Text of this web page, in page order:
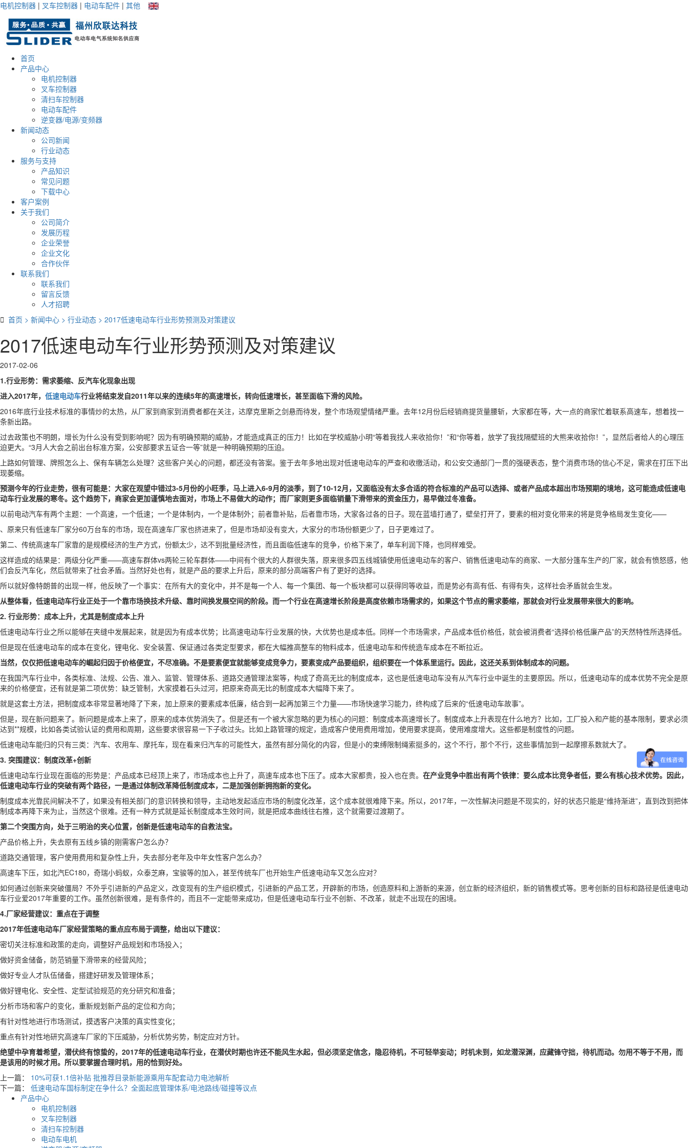
电机控制器 | 叉车控制器 | 电动车配件 | 其他
首页
产品中心
电机控制器
叉车控制器
清扫车控制器
电动车配件
逆变器/电源/变频器
新闻动态
公司新闻
行业动态
服务与支持
产品知识
常见问题
下载中心
客户案例
关于我们
公司简介
发展历程
企业荣誉
企业文化
合作伙伴
联系我们
联系我们
留言反馈
人才招聘
 首页 > 新闻中心 > 行业动态 > 2017低速电动车行业形势预测及对策建议
2017低速电动车行业形势预测及对策建议
2017-02-06
1.行业形势：需求萎缩、反汽车化现象出现
进入2017年， 低速电动车行业将结束发自2011年以来的连续5年的高速增长，转向低速增长，甚至面临下滑的风险。
2016年底行业技术标准的事情炒的太热，从厂家到商家到消费者都在关注，达摩克里斯之剑悬而待发，整个市场观望情绪严重。去年12月份后经销商提货量腰斩，大家都在等，大一点的商家忙着联系高速车，想着找一
条新出路。
过去政策也不明朗，增长为什么没有受到影响呢？因为有明确预期的威胁，才能造成真正的压力！比如在学校威胁小明“等着我找人来收拾你！”和“你等着，放学了我找隔壁班的大熊来收拾你！”，显然后者给人的心理压
迫更大。“3月人大会之前出台标准方案，公安部要求五证合一等”就是一种明确预期的压迫。
上路如何管理、牌照怎么上、保有车辆怎么处理？这些客户关心的问题，都还没有答案。鉴于去年多地出现对低速电动车的严查和收缴活动，和公安交通部门一贯的强硬表态，整个消费市场的信心不足，需求在打压下出
现萎缩。
预测今年的行业走势，很有可能是：大家在观望中错过3-5月份的小旺季，马上进入6-9月的淡季，到了10-12月，又面临没有太多合适的符合标准的产品可以选择、或者产品成本超出市场预期的境地，这可能造成低速电
动车行业发展的寒冬。这个趋势下，商家会更加谨慎地去面对，市场上不易做大的动作；而厂家则更多面临销量下滑带来的资金压力，易早做过冬准备。
以前电动汽车有两个主题：一个高速，一个低速；一个是体制内，一个是体制外；前者靠补贴，后者靠市场，大家各过各的日子。现在蓝墙打通了，壁垒打开了，要素的相对变化带来的将是竞争格局发生变化——
、原来只有低速车厂家分60万台车的市场，现在高速车厂家也挤进来了，但是市场却没有变大，大家分的市场份额更少了，日子更难过了。
第二、传统高速车厂家靠的是规模经济的生产方式，份额太少，达不到批量经济性，而且面临低速车的竞争，价格下来了，单车利润下降，也同样难受。
这样造成的结果是：两级分化严重——高速车群体vs两轮三轮车群体——中间有个很大的人群很失落，原来很多四五线城镇使用低速电动车的客户、销售低速电动车的商家、一大部分篷车生产的厂家，就会有愤怒感，他
们会反汽车化，然后就带来了社会矛盾。当然好处也有，就是产品的要求上升后，原来的部分高端客户有了更好的选择。
所以就好像特朗普的出现一样，他反映了一个事实：在所有大的变化中，并不是每一个人、每一个集团、每一个板块都可以获得同等收益，而是势必有高有低、有得有失，这样社会矛盾就会生发。
从整体看，低速电动车行业正处于一个靠市场换技术升级、靠时间换发展空间的阶段。而一个行业在高速增长阶段是高度依赖市场需求的，如果这个节点的需求萎缩，那就会对行业发展带来很大的影响。
2. 行业形势：成本上升，尤其是制度成本上升
低速电动车行业之所以能够在夹缝中发展起来，就是因为有成本优势；比高速电动车行业发展的快，大优势也是成本低。同样一个市场需求，产品成本低价格低，就会被消费者“选择价格低廉产品”的天然特性所选择低。
但是现在低速电动车的成本在变化，锂电化、安全装置、保证通过各类定型要求，都在大幅推高整车的物料成本，低速电动车和传统造车成本在不断拉近。
当然，仅仅把低速电动车的崛起归因于价格便宜，不尽准确。不是要素便宜就能够变成竞争力，要素变成产品要组织，组织要在一个体系里运行。因此，这还关系到体制成本的问题。
在我国汽车行业中，各类标准、法规、公告、准入、监管、管理体系、道路交通管理法案等，构成了奇高无比的制度成本，这也是低速电动车没有从汽车行业中诞生的主要原因。所以，低速电动车的成本优势不完全是原
来的价格便宜，还有就是第二项优势：缺乏管制，大家摸着石头过河，把原来奇高无比的制度成本大幅降下来了。
就是这套土方法，把制度成本非常显著地降了下来，加上原来的要素成本低廉，结合到一起再加第三个力量——市场快速学习能力，终构成了后来的“低速电动车故事”。
但是，现在新问题来了。新问题是成本上来了，原来的成本优势消失了。但是还有一个被大家忽略的更为核心的问题：制度成本高速增长了。制度成本上升表现在什么地方？比如，工厂投入和产能的基本限制，要求必须
达到**规模，比如各类试验认证的费用和周期，这些要求很容易一下子收过头。比如上路管理的规定，造成客户使用费用增加，使用要求提高，使用难度增大。这些都是制度性的问题。
低速电动车能归的只有三类：汽车、农用车、摩托车，现在看来归汽车的可能性大，虽然有部分简化的内容，但是小的束缚限制绳索挺多的，这个不行，那个不行，这些事情加到一起摩擦系数就大了。
3. 突围建议：制度改革+创新
低速电动车行业现在面临的形势是：产品成本已经顶上来了，市场成本也上升了，高速车成本也下压了。成本大家都贵，投入也在贵。 在产业竞争中胜出有两个铁律：要么成本比竞争者低，要么有核心技术优势。因此，
低速电动车行业的突破有两个路径，一是通过体制改革降低制度成本，二是加强创新拥抱新的变化。
制度成本光靠民间解决不了，如果没有相关部门的意识转换和领导，主动地发起适应市场的制度化改革，这个成本就很难降下来。所以，2017年，一次性解决问题是不现实的，好的状态只能是“维持渐进”，直到改到把体
制成本再降下来为止，当然这个很难。还有一种方式就是延长制度成本生效时间，就是把成本曲线往右推，这个就需要过渡期了。
第二个突围方向，处于三明治的夹心位置，创新是低速电动车的自救法宝。
产品价格上升，失去原有五线乡镇的刚需客户怎么办？
道路交通管理，客户使用费用和复杂性上升，失去部分老年及中年女性客户怎么办？
高速车下压，如北汽EC180，奇瑞小蚂蚁，众泰芝麻，宝骏等的加入，甚至传统车厂也开始生产低速电动车又怎么应对？
如何通过创新来突破僵局？不外乎引进新的产品定义，改变现有的生产组织模式，引进新的产品工艺，开辟新的市场，创造原料和上游新的来源，创立新的经济组织，新的销售模式等。思考创新的目标和路径是低速电动
车行业爱2017年重要的工作。虽然创新很难，是有条件的，而且不一定能带来成功，但是低速电动车行业不创新、不改革，就走不出现在的困境。
4.厂家经营建议：重点在于调整
2017年低速电动车厂家经营策略的重点应布局于调整，给出以下建议：
密切关注标准和政策的走向，调整好产品规划和市场投入；
做好资金储备，防范销量下滑带来的经营风险；
做好专业人才队伍储备，搭建好研发及管理体系；
做好锂电化、安全性、定型试验规范的充分研究和准备；
分析市场和客户的变化，重新规划新产品的定位和方向；
有针对性地进行市场测试，摸透客户决策的真实性变化；
重点有针对性地研究高速车厂家的下压威胁，分析优势劣势，制定应对方针。
绝望中孕育着希望，潜伏终有惊蛰的，2017年的低速电动车行业，在潜伏时期也许还不能风生水起，但必须坚定信念，隐忍待机，不可轻举妄动；时机未到，如龙潜深渊，应藏锋守拙，待机而动。勿用不等于不用，而
是该用的时候才用。所以要掌握合理时机，用的恰到好处。
上一篇： 10%可获1.1倍补贴 批推荐目录新能源乘用车配套动力电池解析
下一篇： 低速电动车国标制定在争什么？全面起底管理体系/电池路线/碰撞等议点
产品中心
电机控制器
叉车控制器
清扫车控制器
电动车电机